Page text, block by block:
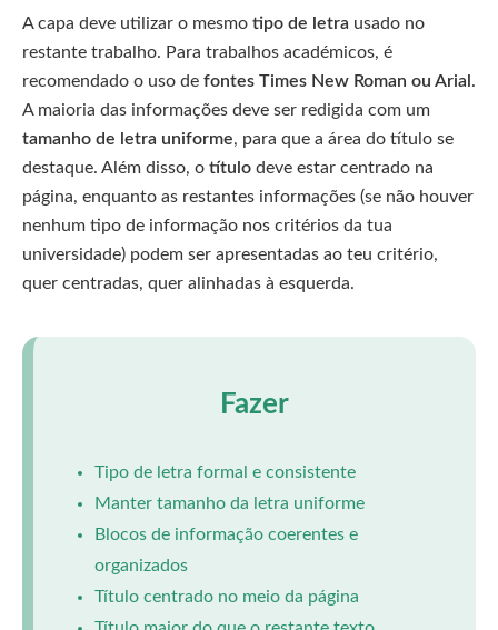
A capa deve utilizar o mesmo tipo de letra usado no
restante trabalho. Para trabalhos académicos, é
recomendado o uso de fontes Times New Roman ou Arial .
A maioria das informações deve ser redigida com um
tamanho de letra uniforme, para que a área do título se
destaque. Além disso, o título deve estar centrado na
página, enquanto as restantes informações (se não houver
nenhum tipo de informação nos critérios da tua
universidade) podem ser apresentadas ao teu critério,
quer centradas, quer alinhadas à esquerda.
Fazer
Tipo de letra formal e consistente
Manter tamanho da letra uniforme
Blocos de informação coerentes e
organizados
Título centrado no meio da página